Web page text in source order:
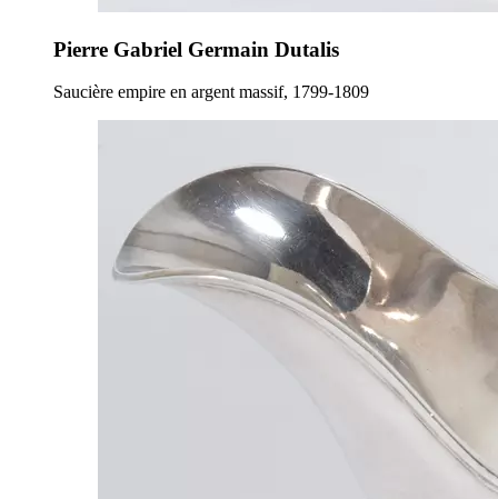
Pierre Gabriel Germain Dutalis
Saucière empire en argent massif, 1799-1809